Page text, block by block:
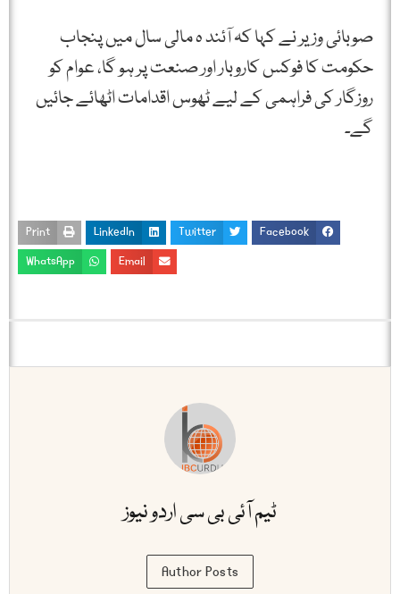
صوبائی وزیر نے کہا کہ آئند ہ مالی سال میں پنجاب
حکومت کا فوکس کاروبار اور صنعت پر ہو گا، عوام کو
روزگار کی فراہمی کے لیے ٹھوس اقدامات اٹھائے جائیں
گے۔
Facebook
Twitter
LinkedIn
Print
Email
WhatsApp
ٹیم آئی بی سی اردو نیوز
Author Posts